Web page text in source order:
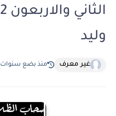
وليد
غير معرف منذ بضع سنوات